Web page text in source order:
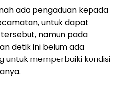
ada pengaduan kepada
untuk dapat
namun pada
detik ini belum ada
untuk memperbaiki kondisi